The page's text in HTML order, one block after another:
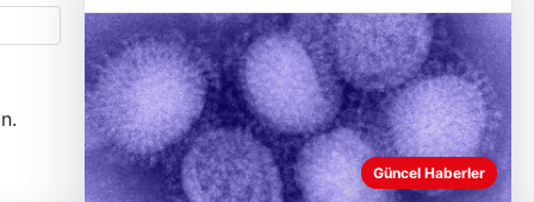
Güncel Haberler